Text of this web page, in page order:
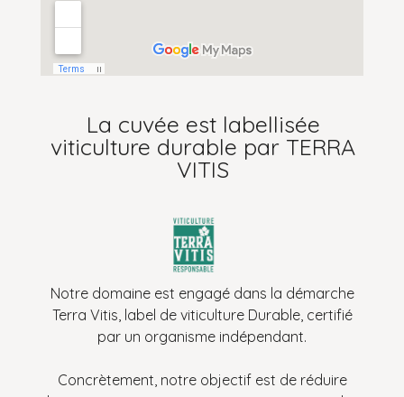
La cuvée est labellisée
viticulture durable par TERRA
VITIS
Notre domaine est engagé dans la démarche
Terra Vitis, label de viticulture Durable, certifié
par un organisme indépendant.
Concrètement, notre objectif est de réduire